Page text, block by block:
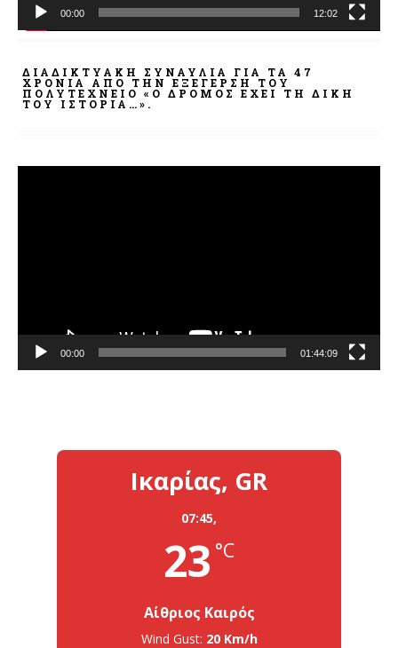
00:00 12:02
ΔΙΑΔΙΚΤΥΑΚΉ ΣΥΝΑΥΛΊΑ ΓΙΑ ΤΑ 47
ΧΡΌΝΙΑ ΑΠΌ ΤΗΝ ΕΞΈΓΕΡΣΗ ΤΟΥ
ΠΟΛΥΤΕΧΝΕΊΟ «Ο ΔΡΌΜΟΣ ΈΧΕΙ ΤΗ ΔΙΚΉ
ΤΟΥ ΙΣΤΟΡΊΑ…».
00:00 01:44:09
Ικαρίας, GR
07:45,
23 °C
Αίθριος Καιρός
Wind Gust: 20 Km/h